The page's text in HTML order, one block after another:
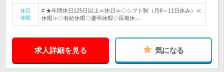
休日
休暇
# ★年間休日125日以上≪休日≫◇シフト制（月8～11日休み）≪
休暇≫◇有給休暇◇慶弔休暇◇長期休…
求人詳細を見る 気になる